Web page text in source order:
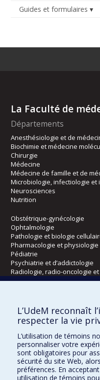
Guides et formulaires
La Faculté de
Départements
Anesthésiologie et de
Biochimie et médecine
Chirurgie
Médecine
Médecine de famille et de
Microbiologie, infectiologie et
Neurosciences
Nutrition
Obstétrique-gynécologie
Ophtalmologie
Pathologie et biologie
Pharmacologie et physiologie
Pédiatrie
Psychiatrie et d’addictologie
Radiologie, radio-oncologie
Écoles
Kinésiologie et des sciences
Orthophonie et audiologie
Réadaptation
Directions
DPC
L’UdeM reconnaît
respecter la vie
L’utilisation de témoins
personnaliser votre
sont obligatoires pour
sécurité du site Web,
préférences. En
utilisation de témoins